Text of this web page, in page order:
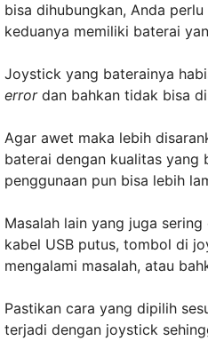
bisa dihubungkan, Anda
keduanya memiliki baterai
Joystick yang baterainya
errordan bahkan tidak bisa
Agar awet maka lebih
baterai dengan kualitas yang
penggunaan pun bisa lebih
Masalah lain yang juga
kabel USB putus, tombol di
mengalami masalah, atau
Pastikan cara yang dipilih
terjadi dengan joystick